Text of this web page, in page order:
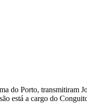
do Porto, transmitiram
está a cargo do